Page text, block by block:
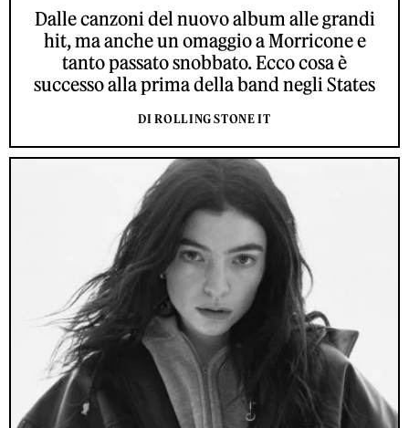
Dalle canzoni del nuovo album alle grandi
hit, ma anche un omaggio a Morricone e
tanto passato snobbato. Ecco cosa è
successo alla prima della band negli States
DI ROLLING STONE IT